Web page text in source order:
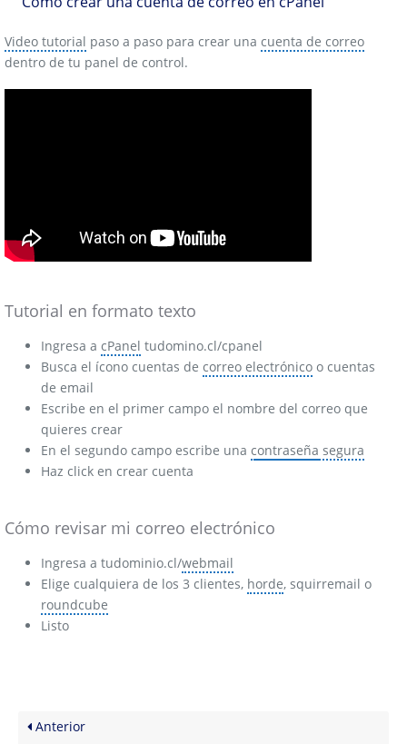
Video tutorial paso a paso para crear una cuenta de correo
dentro de tu panel de control.
Tutorial en formato texto
Ingresa a cPanel tudomino.cl/cpanel
Busca el ícono cuentas de correo electrónico o cuentas
de email
Escribe en el primer campo el nombre del correo que
quieres crear
En el segundo campo escribe una contraseña segura
Haz click en crear cuenta
Cómo revisar mi correo electrónico
Ingresa a tudominio.cl/webmail
Elige cualquiera de los 3 clientes, horde, squirremail o
roundcube
Listo
Anterior